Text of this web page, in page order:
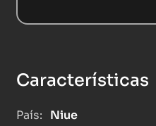
Características
País:
Niue